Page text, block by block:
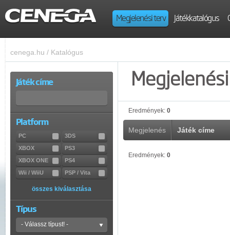
Megjelenési terv Játékkatalógus
cenega.hu / Katalógus
Játék címe
Platform
PC
3DS
XBOX
PS3
XBOX ONE
PS4
Wii / WiiU
PSP / Vita
összes kiválasztása
Típus
Eredmények: 0
Megjelenés Játék címe
Eredmények: 0